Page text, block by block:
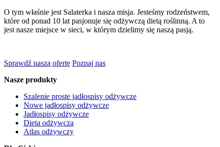
O tym właśnie jest Salaterka i nasza misja. Jesteśmy rodzeństwem,
które od ponad 10 lat pasjonuje się odżywczą dietą roślinną. A to
jest nasze miejsce w sieci, w którym dzielimy się naszą pasją.
Sprawdź naszą ofertę Poznaj nas
Nasze produkty
Szalenie proste jadłospisy odżywcze
Nowe jadłospisy odżywcze
Jadłospisy odżywcze
Dieta odżywcza
Atlas odżywczy